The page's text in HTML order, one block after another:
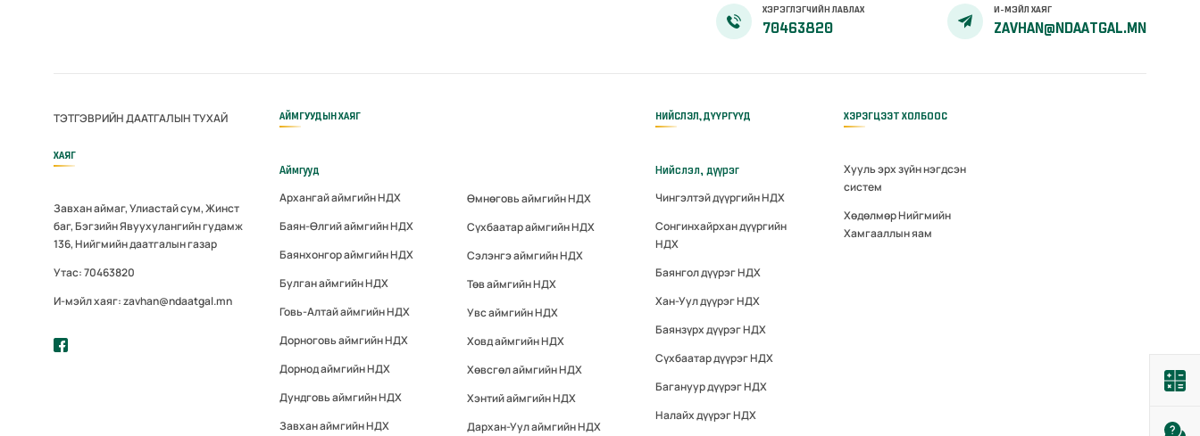
ХЭРЭГЛЭГЧИЙН ЛАВЛАХ
70463820
И-МЭЙЛ ХАЯГ
ZAVHAN@NDAATGAL.MN
ТЭТГЭВРИЙН ДААТГАЛЫН ТУХАЙ
ХАЯГ
Завхан аймаг, Улиастай сум, Жинст
баг, Бэгзийн Явуухулангийн гудамж
136, Нийгмийн даатгалын газар
Утас: 70463820
И-мэйл хаяг: zavhan@ndaatgal.mn
АЙМГУУДЫН ХАЯГ
Аймгууд
Архангай аймгийн НДХ
Баян-Өлгий аймгийн НДХ
Баянхонгор аймгийн НДХ
Булган аймгийн НДХ
Говь-Алтай аймгийн НДХ
Дорноговь аймгийн НДХ
Дорнод аймгийн НДХ
Дундговь аймгийн НДХ
Завхан аймгийн НДХ
Өмнөговь аймгийн НДХ
Сүхбаатар аймгийн НДХ
Сэлэнгэ аймгийн НДХ
Төв аймгийн НДХ
Увс аймгийн НДХ
Ховд аймгийн НДХ
Хөвсгөл аймгийн НДХ
Хэнтий аймгийн НДХ
Дархан-Уул аймгийн НДХ
НИЙСЛЭЛ, ДҮҮРГҮҮД
Нийслэл, дүүрэг
Чингэлтэй дүүргийн НДХ
Сонгинхайрхан дүүргийн
НДХ
Баянгол дүүрэг НДХ
Хан-Уул дүүрэг НДХ
Баянзүрх дүүрэг НДХ
Сүхбаатар дүүрэг НДХ
Багануур дүүрэг НДХ
Налайх дүүрэг НДХ
ХЭРЭГЦЭЭТ ХОЛБООС
Хууль эрх зүйн нэгдсэн
систем
Хөдөлмөр Нийгмийн
Хамгааллын яам